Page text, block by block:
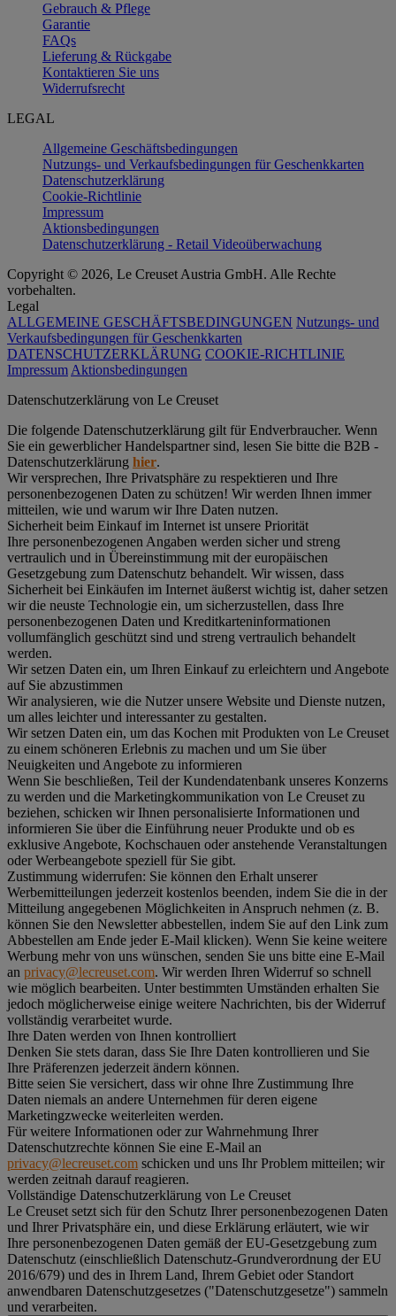
Gebrauch & Pflege
Garantie
FAQs
Lieferung & Rückgabe
Kontaktieren Sie uns
Widerrufsrecht
LEGAL
Allgemeine Geschäftsbedingungen
Nutzungs- und Verkaufsbedingungen für Geschenkkarten
Datenschutzerklärung
Cookie-Richtlinie
Impressum
Aktionsbedingungen
Datenschutzerklärung - Retail Videoüberwachung
Copyright © 2026, Le Creuset Austria GmbH. Alle Rechte
vorbehalten.
Legal
ALLGEMEINE GESCHÄFTSBEDINGUNGEN Nutzungs- und
Verkaufsbedingungen für Geschenkkarten
DATENSCHUTZERKLÄRUNG COOKIE-RICHTLINIE
Impressum Aktionsbedingungen
Datenschutz­erklärung von Le Creuset
Die folgende Datenschutzerklärung gilt für Endverbraucher. Wenn
Sie ein gewerblicher Handelspartner sind, lesen Sie bitte die B2B -
Datenschutzerklärung hier.
Wir versprechen, Ihre Privatsphäre zu respektieren und Ihre
personenbezogenen Daten zu schützen! Wir werden Ihnen immer
mitteilen, wie und warum wir Ihre Daten nutzen.
Sicherheit beim Einkauf im Internet ist unsere Priorität
Ihre personenbezogenen Angaben werden sicher und streng
vertraulich und in Übereinstimmung mit der europäischen
Gesetzgebung zum Datenschutz behandelt. Wir wissen, dass
Sicherheit bei Einkäufen im Internet äußerst wichtig ist, daher setzen
wir die neuste Technologie ein, um sicherzustellen, dass Ihre
personenbezogenen Daten und Kreditkarteninformationen
vollumfänglich geschützt sind und streng vertraulich behandelt
werden.
Wir setzen Daten ein, um Ihren Einkauf zu erleichtern und Angebote
auf Sie abzustimmen
Wir analysieren, wie die Nutzer unsere Website und Dienste nutzen,
um alles leichter und interessanter zu gestalten.
Wir setzen Daten ein, um das Kochen mit Produkten von Le Creuset
zu einem schöneren Erlebnis zu machen und um Sie über
Neuigkeiten und Angebote zu informieren
Wenn Sie beschließen, Teil der Kundendatenbank unseres Konzerns
zu werden und die Marketingkommunikation von Le Creuset zu
beziehen, schicken wir Ihnen personalisierte Informationen und
informieren Sie über die Einführung neuer Produkte und ob es
exklusive Angebote, Kochschauen oder anstehende Veranstaltungen
oder Werbeangebote speziell für Sie gibt.
Zustimmung widerrufen: Sie können den Erhalt unserer
Werbemitteilungen jederzeit kostenlos beenden, indem Sie die in der
Mitteilung angegebenen Möglichkeiten in Anspruch nehmen (z. B.
können Sie den Newsletter abbestellen, indem Sie auf den Link zum
Abbestellen am Ende jeder E-Mail klicken). Wenn Sie keine weitere
Werbung mehr von uns wünschen, senden Sie uns bitte eine E-Mail
an privacy@lecreuset.com. Wir werden Ihren Widerruf so schnell
wie möglich bearbeiten. Unter bestimmten Umständen erhalten Sie
jedoch möglicherweise einige weitere Nachrichten, bis der Widerruf
vollständig verarbeitet wurde.
Ihre Daten werden von Ihnen kontrolliert
Denken Sie stets daran, dass Sie Ihre Daten kontrollieren und Sie
Ihre Präferenzen jederzeit ändern können.
Bitte seien Sie versichert, dass wir ohne Ihre Zustimmung Ihre
Daten niemals an andere Unternehmen für deren eigene
Marketingzwecke weiterleiten werden.
Für weitere Informationen oder zur Wahrnehmung Ihrer
Datenschutzrechte können Sie eine E-Mail an
privacy@lecreuset.com schicken und uns Ihr Problem mitteilen; wir
werden zeitnah darauf reagieren.
Vollständige Datenschutzerklärung von Le Creuset
Le Creuset setzt sich für den Schutz Ihrer personenbezogenen Daten
und Ihrer Privatsphäre ein, und diese Erklärung erläutert, wie wir
Ihre personenbezogenen Daten gemäß der EU-Gesetzgebung zum
Datenschutz (einschließlich Datenschutz-Grundverordnung der EU
2016/679) und des in Ihrem Land, Ihrem Gebiet oder Standort
anwendbaren Datenschutzgesetzes ("Datenschutzgesetze") sammeln
und verarbeiten.